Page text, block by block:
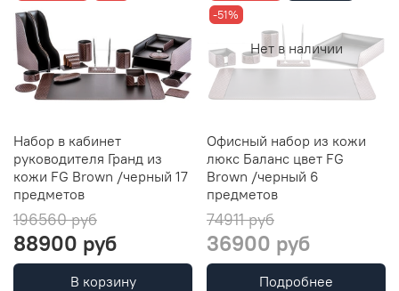
Набор в кабинет
руководителя Гранд из
кожи FG Brown /черный 17
предметов
196560 руб
88900 руб
В корзину
Нет в наличии
-51%
Офисный набор из кожи
люкс Баланс цвет FG
Brown /черный 6
предметов
74911 руб
36900 руб
Подробнее